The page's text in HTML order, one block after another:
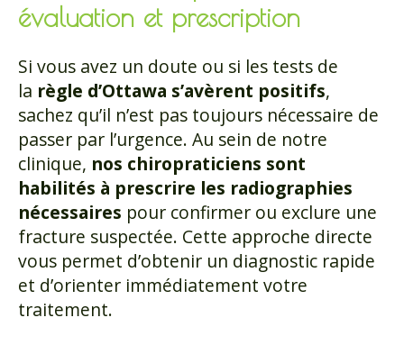
évaluation et prescription
Si vous avez un doute ou si les tests de
la règle d’Ottawa s’avèrent positifs,
sachez qu’il n’est pas toujours nécessaire de
passer par l’urgence. Au sein de notre
clinique, nos chiropraticiens sont
habilités à prescrire les radiographies
nécessaires pour confirmer ou exclure une
fracture suspectée. Cette approche directe
vous permet d’obtenir un diagnostic rapide
et d’orienter immédiatement votre
traitement.